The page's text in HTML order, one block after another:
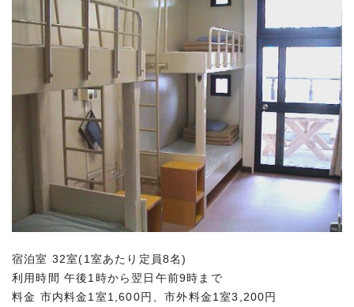
宿泊室 32室(1室あたり定員8名)
利用時間 午後1時から翌日午前9時まで
料金 市内料金1室1,600円、市外料金1室3,200円